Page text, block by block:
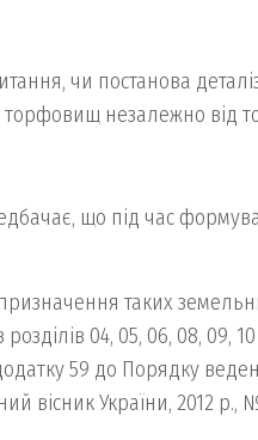
чи постанова
торфовищ незалежно від
що під час
таких
розділів 04, 05, 06, 08,
59 до Порядку
вісник України, 2012 р.,